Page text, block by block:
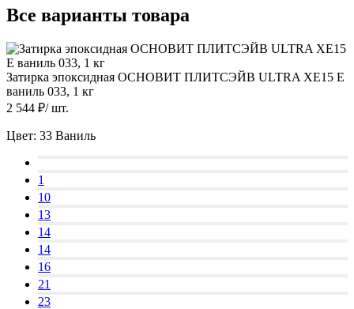
Все варианты товара
Затирка эпоксидная ОСНОВИТ ПЛИТСЭЙВ ULTRA XE15 Е
ваниль 033, 1 кг
2 544 ₽/ шт.
Цвет: 33 Ваниль
1
10
13
14
14
16
21
23